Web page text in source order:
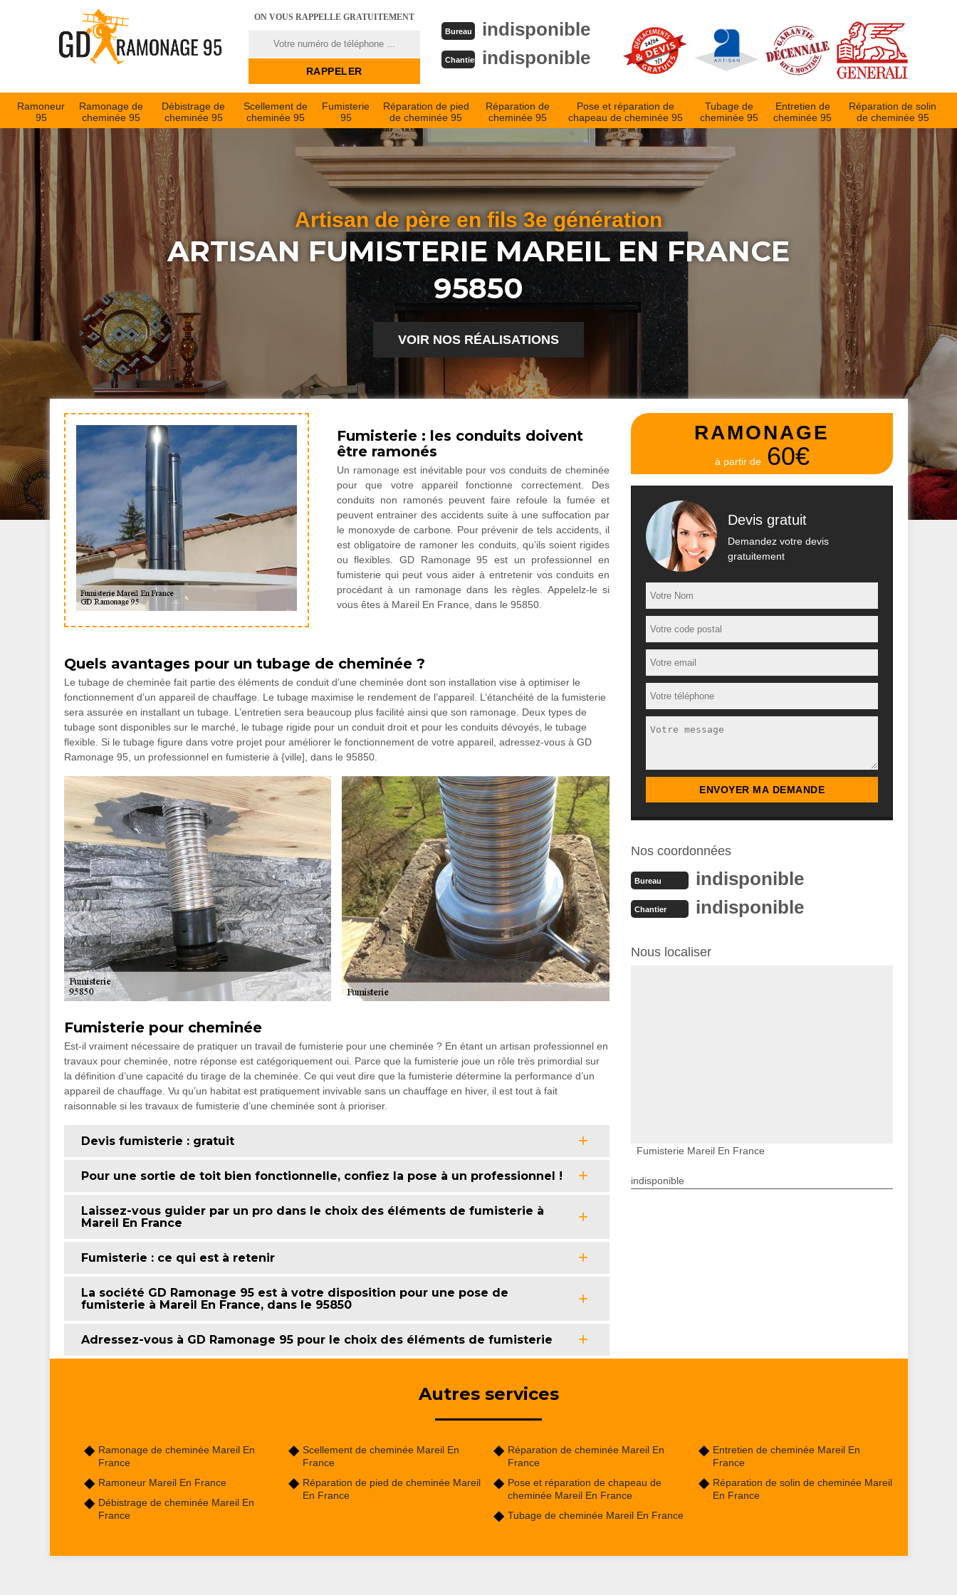
ON VOUS RAPPELLE GRATUITEMENT
Bureau indisponible
Chantier indisponible
Ramoneur
95
Ramonage de
cheminée 95
Débistrage de
cheminée 95
Scellement de
cheminée 95
Fumisterie
95
Réparation de pied
de cheminée 95
Réparation de
cheminée 95
Pose et réparation de
chapeau de cheminée 95
Tubage de
cheminée 95
Entretien de
cheminée 95
Réparation de solin
de cheminée 95
Artisan de père en fils 3e génération
ARTISAN FUMISTERIE MAREIL EN FRANCE
95850
VOIR NOS RÉALISATIONS
Fumisterie : les conduits doivent
être ramonés
Un ramonage est inévitable pour vos conduits de cheminée
pour que votre appareil fonctionne correctement. Des
conduits non ramonés peuvent faire refoule la fumée et
peuvent entrainer des accidents suite à une suffocation par
le monoxyde de carbone. Pour prévenir de tels accidents, il
est obligatoire de ramoner les conduits, qu’ils soient rigides
ou flexibles. GD Ramonage 95 est un professionnel en
fumisterie qui peut vous aider à entretenir vos conduits en
procédant à un ramonage dans les règles. Appelelz-le si
vous êtes à Mareil En France, dans le 95850.
Quels avantages pour un tubage de cheminée ?
Le tubage de cheminée fait partie des éléments de conduit d’une cheminée dont son installation vise à optimiser le
fonctionnement d’un appareil de chauffage. Le tubage maximise le rendement de l’appareil. L’étanchéité de la fumisterie
sera assurée en installant un tubage. L’entretien sera beaucoup plus facilité ainsi que son ramonage. Deux types de
tubage sont disponibles sur le marché, le tubage rigide pour un conduit droit et pour les conduits dévoyés, le tubage
flexible. Si le tubage figure dans votre projet pour améliorer le fonctionnement de votre appareil, adressez-vous à GD
Ramonage 95, un professionnel en fumisterie à {ville], dans le 95850.
Fumisterie pour cheminée
Est-il vraiment nécessaire de pratiquer un travail de fumisterie pour une cheminée ? En étant un artisan professionnel en
travaux pour cheminée, notre réponse est catégoriquement oui. Parce que la fumisterie joue un rôle très primordial sur
la définition d’une capacité du tirage de la cheminée. Ce qui veut dire que la fumisterie détermine la performance d’un
appareil de chauffage. Vu qu’un habitat est pratiquement invivable sans un chauffage en hiver, il est tout à fait
raisonnable si les travaux de fumisterie d’une cheminée sont à prioriser.
Devis fumisterie : gratuit
Pour une sortie de toit bien fonctionnelle, confiez la pose à un professionnel !
Laissez-vous guider par un pro dans le choix des éléments de fumisterie à
Mareil En France
Fumisterie : ce qui est à retenir
La société GD Ramonage 95 est à votre disposition pour une pose de
fumisterie à Mareil En France, dans le 95850
Adressez-vous à GD Ramonage 95 pour le choix des éléments de fumisterie
RAMONAGE
à partir de 60€
Devis gratuit
Demandez votre devis
gratuitement
Nos coordonnées
Bureau indisponible
Chantier indisponible
Nous localiser
Fumisterie Mareil En France
indisponible
Autres services
Ramonage de cheminée Mareil En
France
Ramoneur Mareil En France
Débistrage de cheminée Mareil En
France
Scellement de cheminée Mareil En
France
Réparation de pied de cheminée Mareil
En France
Réparation de cheminée Mareil En
France
Pose et réparation de chapeau de
cheminée Mareil En France
Tubage de cheminée Mareil En France
Entretien de cheminée Mareil En
France
Réparation de solin de cheminée Mareil
En France